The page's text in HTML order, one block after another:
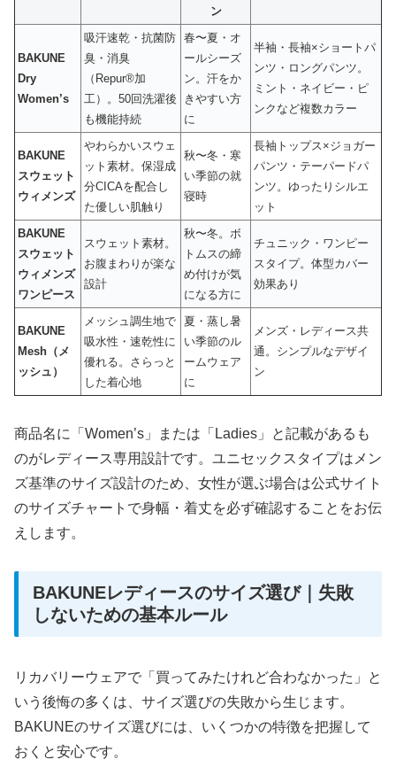
ン
BAKUNE
Dry
Women’s
吸汗速乾・抗菌防
臭・消臭
（Repur®加
工）。50回洗濯後
も機能持続
春〜夏・オ
ールシーズ
ン。汗をか
きやすい方
に
半袖・長袖×ショートパ
ンツ・ロングパンツ。
ミント・ネイビー・ピ
ンクなど複数カラー
BAKUNE
スウェット
ウィメンズ
やわらかいスウェ
ット素材。保湿成
分CICAを配合し
た優しい肌触り
秋〜冬・寒
い季節の就
寝時
長袖トップス×ジョガー
パンツ・テーパードパ
ンツ。ゆったりシルエ
ット
BAKUNE
スウェット
ウィメンズ
ワンピース
スウェット素材。
お腹まわりが楽な
設計
秋〜冬。ボ
トムスの締
め付けが気
になる方に
チュニック・ワンピー
スタイプ。体型カバー
効果あり
BAKUNE
Mesh（メ
ッシュ）
メッシュ調生地で
吸水性・速乾性に
優れる。さらっと
した着心地
夏・蒸し暑
い季節のル
ームウェア
に
メンズ・レディース共
通。シンプルなデザイ
ン
商品名に「Women’s」または「Ladies」と記載があるも
のがレディース専用設計です。ユニセックスタイプはメン
ズ基準のサイズ設計のため、女性が選ぶ場合は公式サイト
のサイズチャートで身幅・着丈を必ず確認することをお伝
えします。
BAKUNEレディースのサイズ選び｜失敗
しないための基本ルール
リカバリーウェアで「買ってみたけれど合わなかった」と
いう後悔の多くは、サイズ選びの失敗から生じます。
BAKUNEのサイズ選びには、いくつかの特徴を把握して
おくと安心です。